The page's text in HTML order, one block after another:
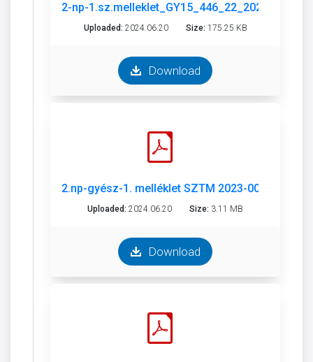
2-np-
Uploaded: 2024.06.20 Size: 175.25 KB
Download
2.np-gyész-1. melléklet SZTM 2023-008-6.pdf
Uploaded: 2024.06.20 Size: 3.11 MB
Download